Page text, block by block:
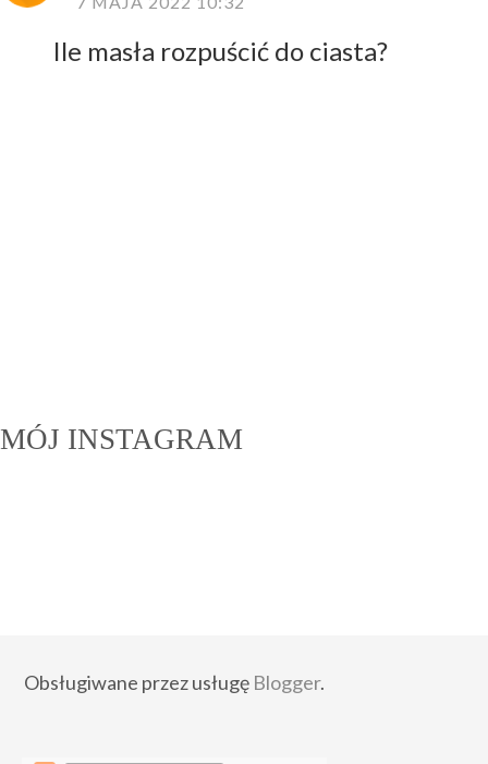
Ile masła rozpuścić do ciasta?
MÓJ INSTAGRAM
Obsługiwane przez usługę Blogger.